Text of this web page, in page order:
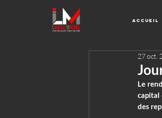
Accueil
27 oct.
Le
capital
des